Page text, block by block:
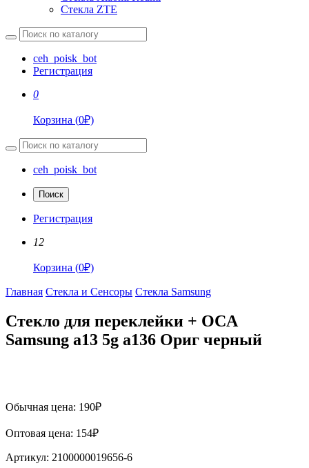
Стекла ZTE
ceh_poisk_bot
Регистрация
0
Корзина (0₽)
ceh_poisk_bot
Поиск
Регистрация
12
Корзина (0₽)
Главная Стекла и Сенсоры Стекла Samsung
Стекло для переклейки + OCA
Samsung a13 5g a136 Ориг черный
Обычная цена: 190₽
Оптовая цена: 154₽
Артикул: 2100000019656-6